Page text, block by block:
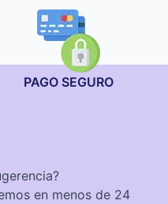
PAGO SEGURO
en menos de 24